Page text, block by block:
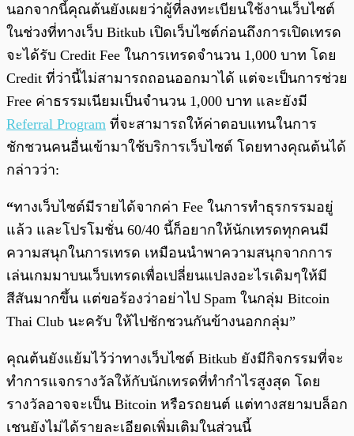
นอกจากนี้คุณต้นยังเผยว่าผู้ที่ลงทะเบียนใช้งานเว็บไซต์
ในช่วงที่ทางเว็บ Bitkub เปิดเว็บไซต์ก่อนถึงการเปิดเทรด
จะได้รับ Credit Fee ในการเทรดจำนวน 1,000 บาท โดย
Credit ที่ว่านี้ไม่สามารถถอนออกมาได้ แต่จะเป็นการช่วย
Free ค่าธรรมเนียมเป็นจำนวน 1,000 บาท และยังมี
Referral Program ที่จะสามารถให้ค่าตอบแทนในการ
ชักชวนคนอื่นเข้ามาใช้บริการเว็บไซต์ โดยทางคุณต้นได้
กล่าวว่า:
“ทางเว็บไซต์มีรายได้จากค่า Fee ในการทำธุรกรรมอยู่
แล้ว และโปรโมชั่น 60/40 นี้ก็อยากให้นักเทรดทุกคนมี
ความสนุกในการเทรด เหมือนนำพาความสนุกจากการ
เล่นเกมมาบนเว็บเทรดเพื่อเปลี่ยนแปลงอะไรเดิมๆให้มี
สีสันมากขึ้น แต่ขอร้องว่าอย่าไป Spam ในกลุ่ม Bitcoin
Thai Club นะครับ ให้ไปชักชวนกันข้างนอกกลุ่ม”
คุณต้นยังแย้มไว้ว่าทางเว็บไซต์ Bitkub ยังมีกิจกรรมที่จะ
ทำการแจกรางวัลให้กับนักเทรดที่ทำกำไรสูงสุด โดย
รางวัลอาจจะเป็น Bitcoin หรือรถยนต์ แต่ทางสยามบล็อก
เชนยังไม่ได้รายละเอียดเพิ่มเติมในส่วนนี้